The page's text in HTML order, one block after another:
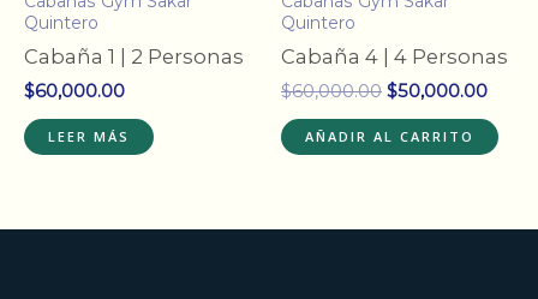
Quintero
Cabaña 1 | 2 Personas
$60,000.00
LEER MÁS
Quintero
Cabaña 4 | 4 Personas
$60,000.00 El
original
era:
$50,000.00El
es:
AÑADIR AL CARRITO